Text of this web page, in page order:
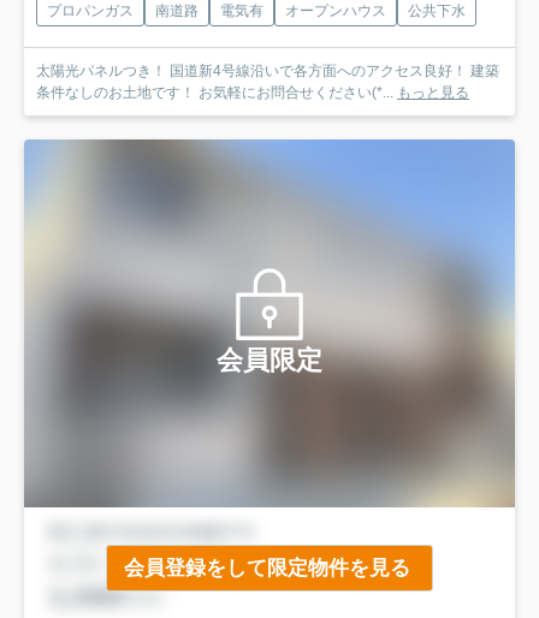
プロパンガス 南道路 電気有 オープンハウス 公共下水
太陽光パネルつき！ 国道新4号線沿いで各方面へのアクセス良好！ 建築
条件なしのお土地です！ お気軽にお問合せください(*... もっと見る
会員限定
会員登録をして限定物件を見る